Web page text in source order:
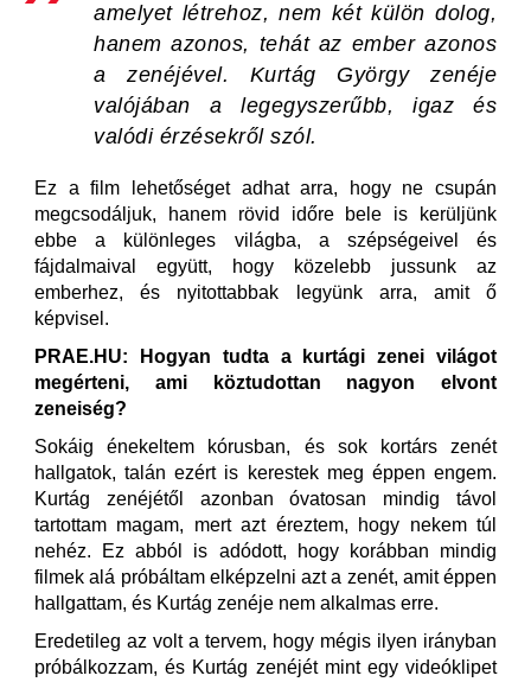
amelyet létrehoz, nem két külön dolog,
hanem azonos, tehát az ember azonos
a zenéjével. Kurtág György zenéje
valójában a legegyszerűbb, igaz és
valódi érzésekről szól.
Ez a film lehetőséget adhat arra, hogy ne csupán
megcsodáljuk, hanem rövid időre bele is kerüljünk
ebbe a különleges világba, a szépségeivel és
fájdalmaival együtt, hogy közelebb jussunk az
emberhez, és nyitottabbak legyünk arra, amit ő
képvisel.
PRAE.HU: Hogyan tudta a kurtági zenei világot
megérteni, ami köztudottan nagyon elvont
zeneiség?
Sokáig énekeltem kórusban, és sok kortárs zenét
hallgatok, talán ezért is kerestek meg éppen engem.
Kurtág zenéjétől azonban óvatosan mindig távol
tartottam magam, mert azt éreztem, hogy nekem túl
nehéz. Ez abból is adódott, hogy korábban mindig
filmek alá próbáltam elképzelni azt a zenét, amit éppen
hallgattam, és Kurtág zenéje nem alkalmas erre.
Eredetileg az volt a tervem, hogy mégis ilyen irányban
próbálkozzam, és Kurtág zenéjét mint egy videóklipet